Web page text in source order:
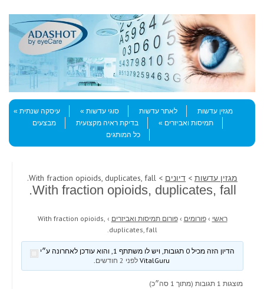
Menu
Skip to content
מגזין עדשות
לאתר עדשות סוגי עדשות
עיסקה שנתית
תמיסות ואביזרים
בדיקת ראיה מקצועית
מבצעים
כל המותגים
מגזין עדשות > דיונים > With fraction opioids, duplicates, fall.
With fraction opioids, duplicates, fall.
ראשי › פורומים › פורום תמיסות ואביזרים ›
With fraction opioids,
duplicates, fall.
הדיון הזה מכיל 0 תגובות, ויש לו משתתף 1, והוא עודכן לאחרונה ע״י
לפני 2 חודשים .
מוצגות 1 תגובות (מתוך 1 סה״כ)